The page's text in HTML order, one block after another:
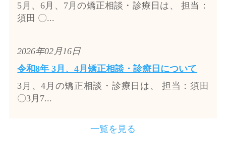
5月、6月、7月の矯正相談・診療日は、 担当：
須田 〇...
2026年02月16日
令和8年 3月、4月矯正相談・診療日について
3月、4月の矯正相談・診療日は、 担当：須田
〇3月7...
一覧を見る